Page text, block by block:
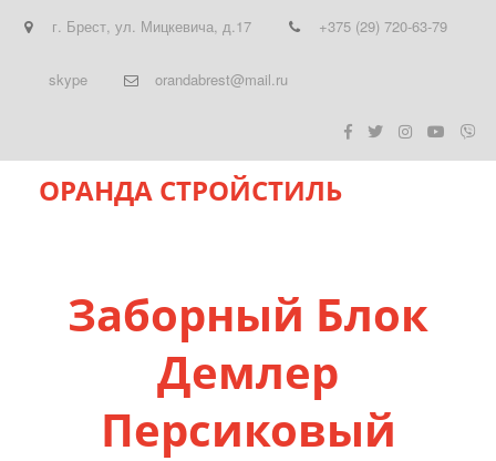
г. Брест, ул. Мицкевича, д.17 +375 (29) 720-63-79
skype orandabrest@mail.ru
ОРАНДА СТРОЙСТИЛЬ
Заборный Блок
Демлер
Персиковый